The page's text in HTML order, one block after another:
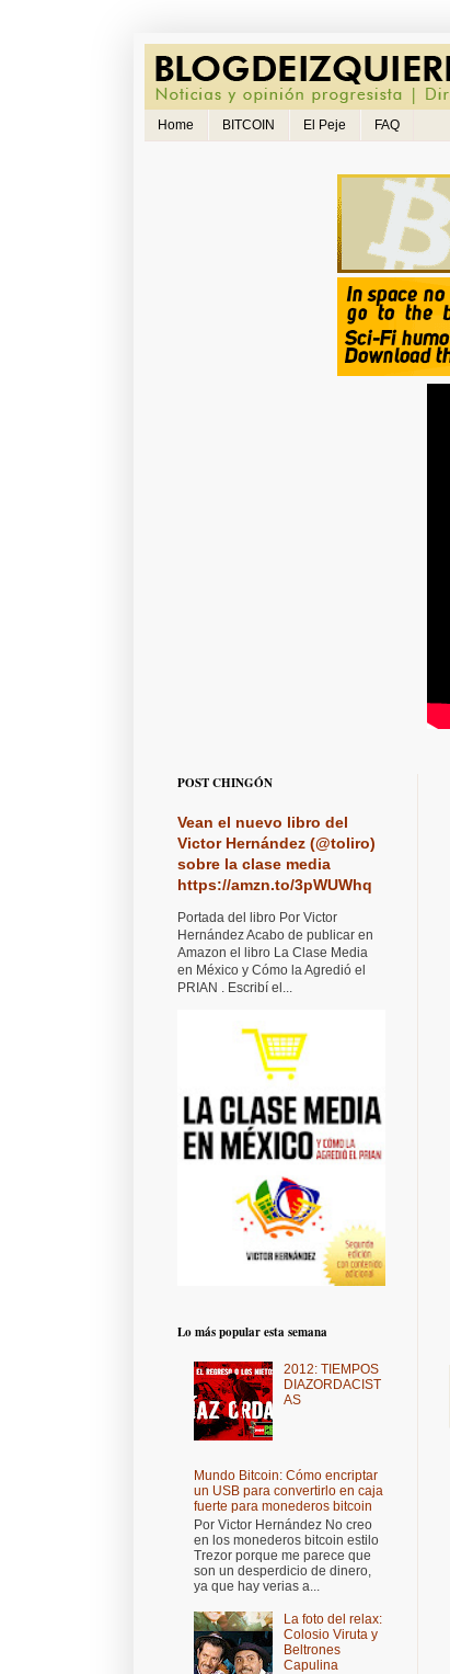
Home BITCOIN El Peje FAQ
POST CHINGÓN
Vean el nuevo libro del
Victor Hernández (@toliro)
sobre la clase media
https://amzn.to/3pWUWhq
Portada del libro Por Victor
Hernández Acabo de publicar en
Amazon el libro La Clase Media
en México y Cómo la Agredió el
PRIAN . Escribí el...
Lo más popular esta semana
2012: TIEMPOS
DIAZORDACIST
AS
Mundo Bitcoin: Cómo encriptar
un USB para convertirlo en caja
fuerte para monederos bitcoin
Por Victor Hernández No creo
en los monederos bitcoin estilo
Trezor porque me parece que
son un desperdicio de dinero,
ya que hay verias a...
La foto del relax:
Colosio Viruta y
Beltrones
Capulina